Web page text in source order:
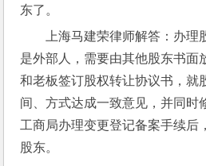
东了。
上海马建荣律师解答：办
是外部人，需要由其他股东书面
和老板签订股权转让协议书，就
间、方式达成一致意见，并同时
工商局办理变更登记备案手续后
股东。